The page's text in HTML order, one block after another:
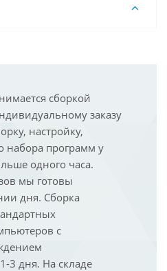
сборкой
заказу
настройку,
набора программ у
одного часа.
мы готовы
дня. Сборка
с
3 дня. На складе